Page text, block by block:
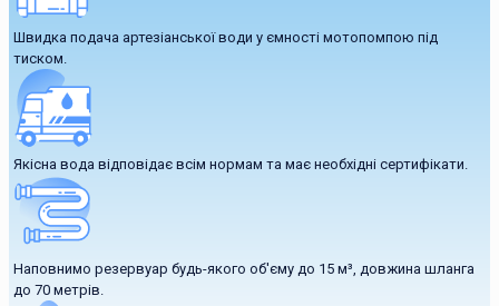
Швидка подача артезіанської води у ємності мотопомпою під
тиском.
Якісна вода відповідає всім нормам та має необхідні сертифікати.
Наповнимо резервуар будь-якого об'єму до 15 м³, довжина шланга
до 70 метрів.